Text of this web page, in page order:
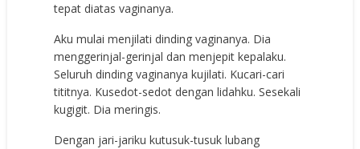
tepat diatas vaginanya.
Aku mulai menjilati dinding vaginanya. Dia
menggerinjal-gerinjal dan menjepit kepalaku.
Seluruh dinding vaginanya kujilati. Kucari-cari
tititnya. Kusedot-sedot dengan lidahku. Sesekali
kugigit. Dia meringis.
Dengan jari-jariku kutusuk-tusuk lubang